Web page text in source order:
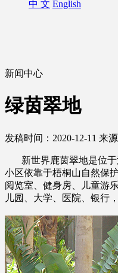
中 文 English
新闻中心
绿茵翠地
发稿时间：2020-12-11 来
新世界鹿茵翠地是位于
小区依靠于梧桐山自然保
阅览室、健身房、儿童游
儿园、大学、医院、银行